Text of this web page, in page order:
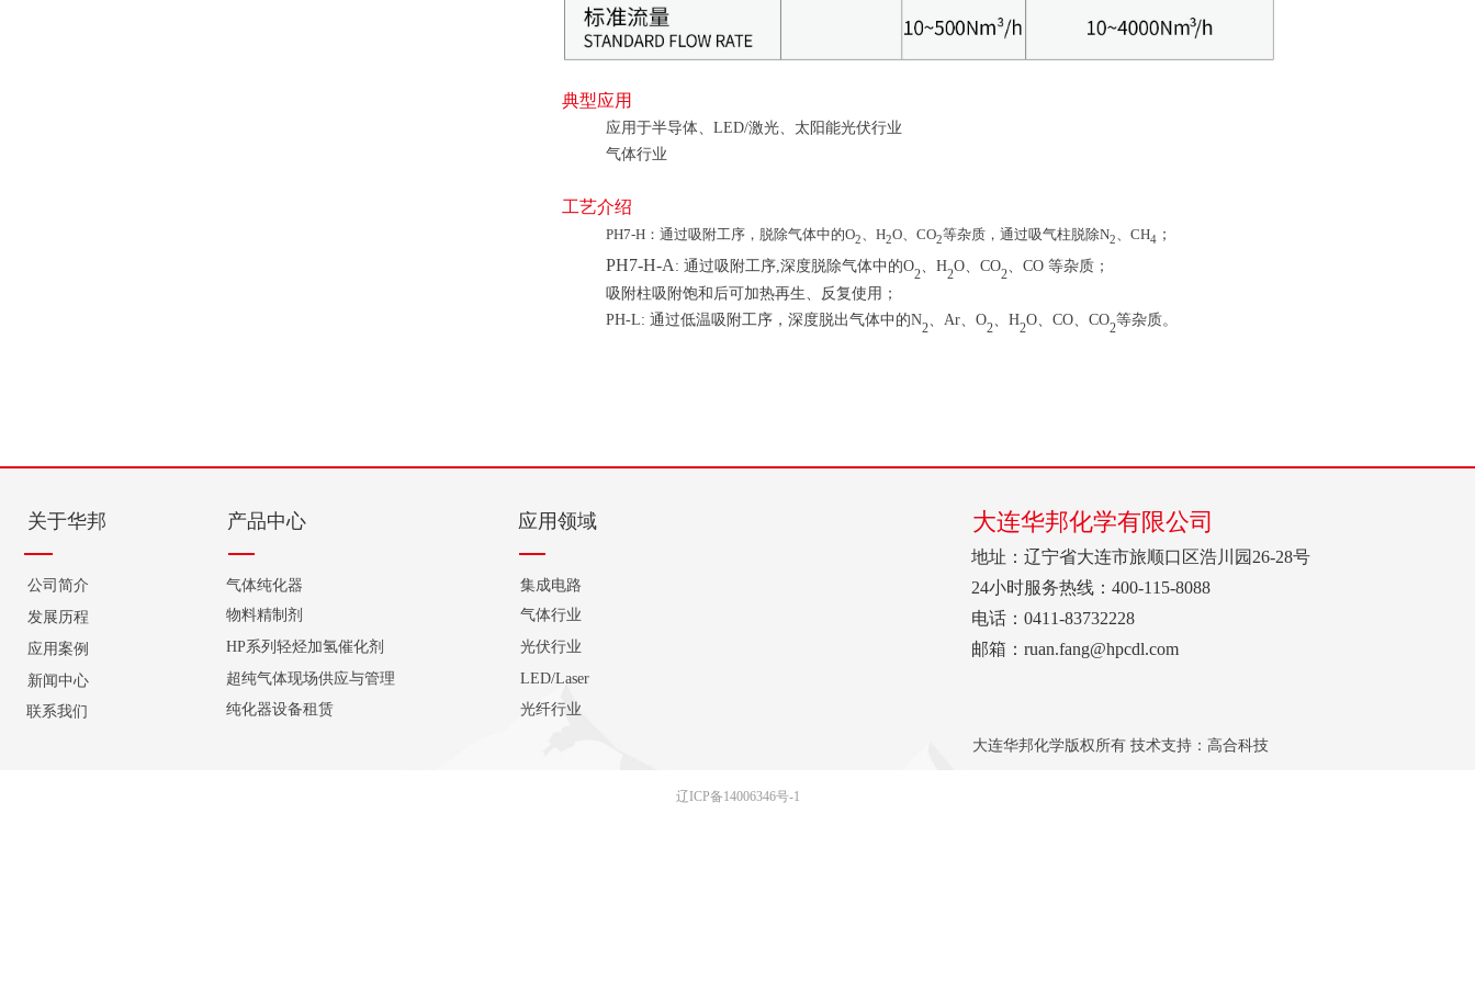
光纤行业
LED/Laser
光伏行业
气体行业
纯化器设备租赁
超纯气体现场供应与管理
HP系列轻烃加氢催化剂
物料精制剂
气体纯化器
联系我们
新闻中心
应用案例
发展历程
公司简介 集成电路
应用领域
产品中心
关于华邦
大连华邦化学版权所有 技术支持： 高合科技
大连华邦化学有限公司
地址：辽宁省大连市旅顺口区浩川园26-28号
24小时服务热线：400-115-8088
电话：0411-83732228
邮箱：ruan.fang@hpcdl.com
典型应用
应用于半导体、LED/激光、太阳能光伏行业
气体行业
工艺介绍
PH7-H：通过吸附工序，脱除气体中的O2 、H2O、CO2等杂质，通过吸气柱脱除N2 、CH4 ；
PH7-H-A : 通过吸附工序,深度脱除气体中的O
2
、H
2
O、CO
2
、CO 等杂质；
吸附柱吸附饱和后可加热再生、反复使用；
PH-L: 通过低温吸附工序，深度脱出气体中的N
2
、Ar、O
2
、H
2
O、CO、CO
2
等杂质。
辽ICP备14006346号-1